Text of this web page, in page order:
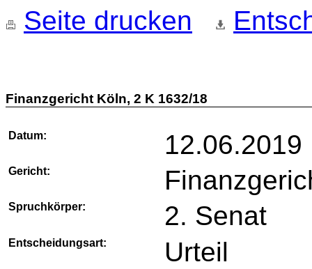
Seite drucken
Finanzgericht Köln, 2 K 1632/18
Datum: 12.06.2019
Gericht:
Spruchkörper: 2. Senat
Entscheidungsart: Urteil